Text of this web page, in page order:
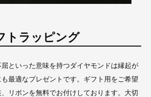
トラッピング
といった意味を持つダイヤモンドは縁起が
も最適なプレゼントです。ギフト用をご希望
リボンを無料でお付けしております。大切